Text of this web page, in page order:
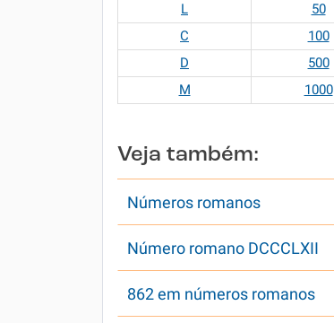
L
50
C
100
D
500
M
1000
Veja também:
Números romanos
Número romano DCCCLXII
862 em números romanos